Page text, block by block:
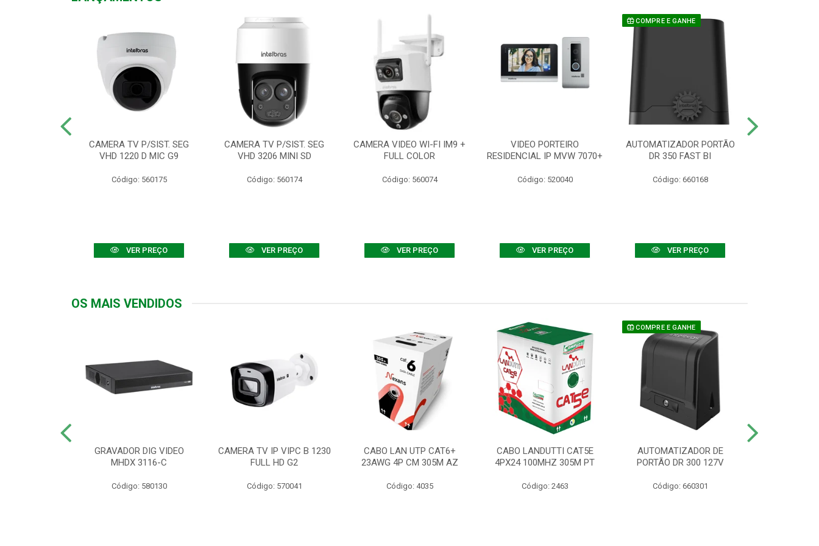
CAMERA TV P/SIST. SEG
VHD 1220 D MIC G9
Código: 560175
VER PREÇO
CAMERA TV P/SIST. SEG
VHD 3206 MINI SD
Código: 560174
VER PREÇO
CAMERA VIDEO WI-FI IM9 +
FULL COLOR
Código: 560074
VER PREÇO
VIDEO PORTEIRO
RESIDENCIAL IP MVW 7070+
Código: 520040
VER PREÇO
COMPRE E GANHE
AUTOMATIZADOR PORTÃO
DR 350 FAST BI
Código: 660168
VER PREÇO
OS MAIS VENDIDOS
GRAVADOR DIG VIDEO
MHDX 3116-C
Código: 580130
CAMERA TV IP VIPC B 1230
FULL HD G2
Código: 570041
CABO LAN UTP CAT6+
23AWG 4P CM 305M AZ
Código: 4035
CABO LANDUTTI CAT5E
4PX24 100MHZ 305M PT
Código: 2463
COMPRE E GANHE
AUTOMATIZADOR DE
PORTÃO DR 300 127V
Código: 660301